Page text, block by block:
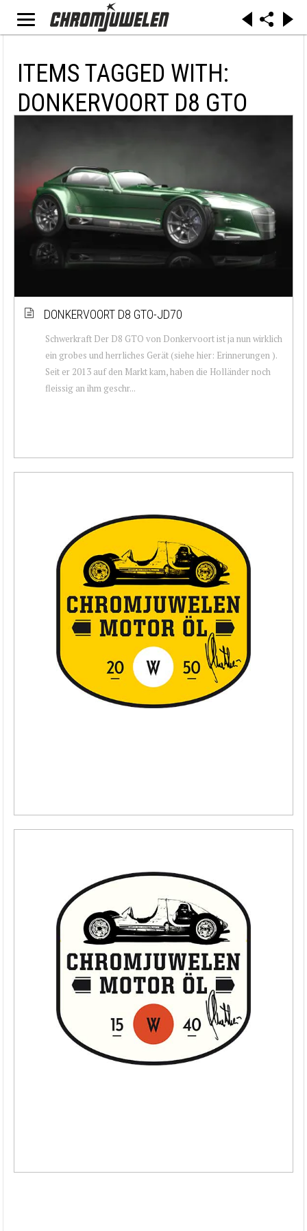
ITEMS TAGGED WITH:
DONKERVOORT D8 GTO
DONKERVOORT D8 GTO-JD70
Schwerkraft Der D8 GTO von Donkervoort ist ja nun wirklich
ein grobes und herrliches Gerät (siehe hier: Erinnerungen ).
Seit er 2013 auf den Markt kam, haben die Holländer noch
fleissig an ihm geschr...